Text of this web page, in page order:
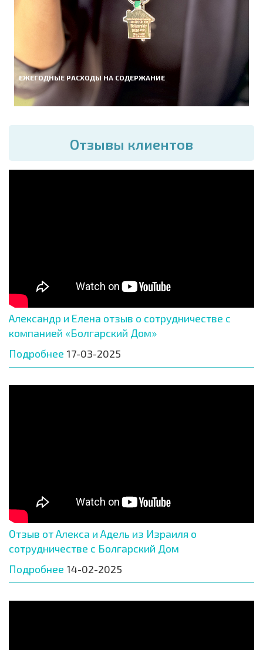
ЕЖЕГОДНЫЕ РАСХОДЫ НА СОДЕРЖАНИЕ
Отзывы клиентов
Александр и Елена отзыв о сотрудничестве с
компанией «Болгарский Дом»
Подробнее 17-03-2025
Отзыв от Алекса и Адель из Израиля о
сотрудничестве с Болгарский Дом
Подробнее 14-02-2025